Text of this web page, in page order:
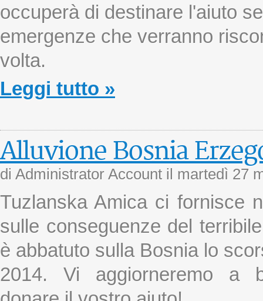
occuperà di destinare l'aiuto
emergenze che verranno
volta.
Leggi tutto »
Alluvione Bosnia
di Administrator Account il martedì 27
Tuzlanska Amica ci fornisce
sulle conseguenze del
è abbatuto sulla Bosnia lo
2014. Vi aggiorneremo a